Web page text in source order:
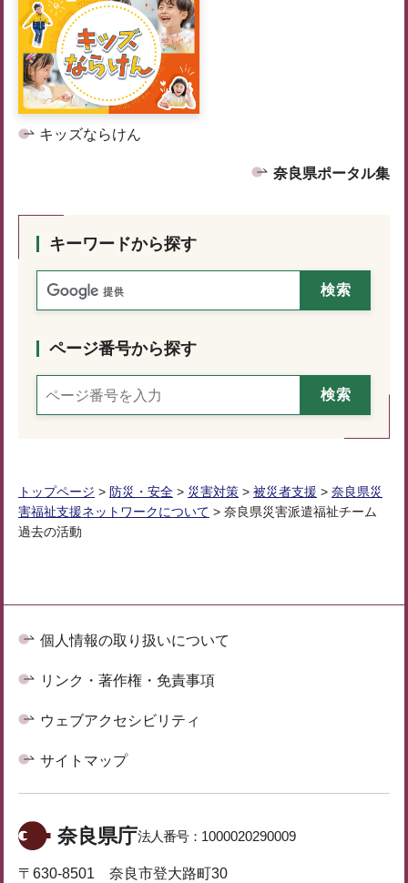
キッズならけん
奈良県ポータル集
キーワードから探す
ページ番号から探す
トップページ > 防災・安全 > 災害対策 > 被災者支援 > 奈良県災
害福祉支援ネットワークについて > 奈良県災害派遣福祉チーム
過去の活動
個人情報の取り扱いについて
リンク・著作権・免責事項
ウェブアクセシビリティ
サイトマップ
奈良県庁法人番号： 1000020290009
〒630-8501 奈良市登大路町30